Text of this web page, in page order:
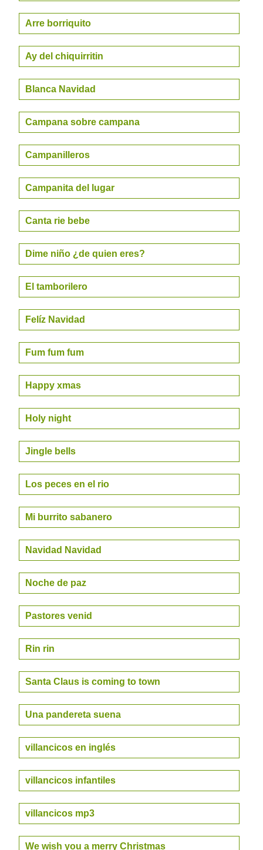
Arre borriquito
Ay del chiquirritin
Blanca Navidad
Campana sobre campana
Campanilleros
Campanita del lugar
Canta rie bebe
Dime niño ¿de quien eres?
El tamborilero
Felíz Navidad
Fum fum fum
Happy xmas
Holy night
Jingle bells
Los peces en el rio
Mi burrito sabanero
Navidad Navidad
Noche de paz
Pastores venid
Rin rin
Santa Claus is coming to town
Una pandereta suena
villancicos en inglés
villancicos infantiles
villancicos mp3
We wish you a merry Christmas